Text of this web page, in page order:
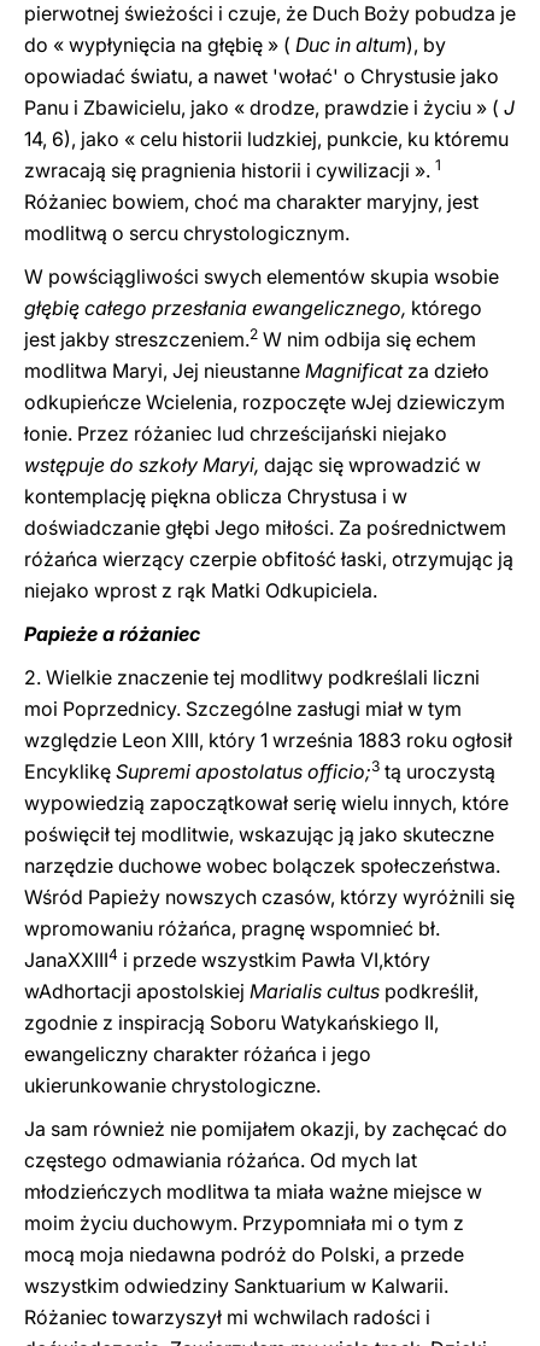
pierwotnej świeżości i czuje, że Duch Boży pobudza je
do « wypłynięcia na głębię » ( Duc in altum), by
opowiadać światu, a nawet 'wołać' o Chrystusie jako
Panu i Zbawicielu, jako « drodze, prawdzie i życiu » ( J
14, 6), jako « celu historii ludzkiej, punkcie, ku któremu
zwracają się pragnienia historii i cywilizacji ». 1
Różaniec bowiem, choć ma charakter maryjny, jest
modlitwą o sercu chrystologicznym.
W powściągliwości swych elementów skupia wsobie
głębię całego przesłania ewangelicznego, którego
jest jakby streszczeniem.2 W nim odbija się echem
modlitwa Maryi, Jej nieustanne Magnificatza dzieło
odkupieńcze Wcielenia, rozpoczęte wJej dziewiczym
łonie. Przez różaniec lud chrześcijański niejako
wstępuje do szkoły Maryi, dając się wprowadzić w
kontemplację piękna oblicza Chrystusa i w
doświadczanie głębi Jego miłości. Za pośrednictwem
różańca wierzący czerpie obfitość łaski, otrzymując ją
niejako wprost z rąk Matki Odkupiciela.
Papieże a różaniec
2. Wielkie znaczenie tej modlitwy podkreślali liczni
moi Poprzednicy. Szczególne zasługi miał w tym
względzie Leon XIII, który 1 września 1883 roku ogłosił
Encyklikę Supremi apostolatus officio;3 tą uroczystą
wypowiedzią zapoczątkował serię wielu innych, które
poświęcił tej modlitwie, wskazując ją jako skuteczne
narzędzie duchowe wobec bolączek społeczeństwa.
Wśród Papieży nowszych czasów, którzy wyróżnili się
wpromowaniu różańca, pragnę wspomnieć bł.
JanaXXIII4 i przede wszystkim Pawła VI,który
wAdhortacji apostolskiej Marialis cultus podkreślił,
zgodnie z inspiracją Soboru Watykańskiego II,
ewangeliczny charakter różańca i jego
ukierunkowanie chrystologiczne.
Ja sam również nie pomijałem okazji, by zachęcać do
częstego odmawiania różańca. Od mych lat
młodzieńczych modlitwa ta miała ważne miejsce w
moim życiu duchowym. Przypomniała mi o tym z
mocą moja niedawna podróż do Polski, a przede
wszystkim odwiedziny Sanktuarium w Kalwarii.
Różaniec towarzyszył mi wchwilach radości i